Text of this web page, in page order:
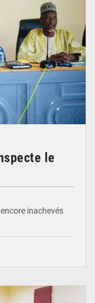
le
inachevés